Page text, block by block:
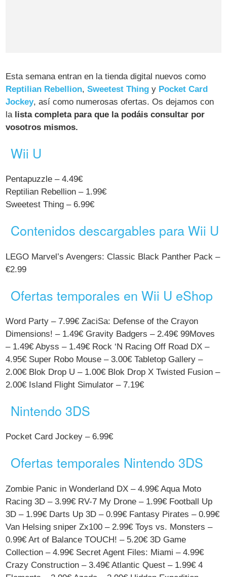
Esta semana entran en la tienda digital nuevos como
Reptilian Rebellion,Sweetest Thing y Pocket Card
Jockey, así como numerosas ofertas. Os dejamos con
la lista completa para que la podáis consultar por
vosotros mismos.
Wii U
Pentapuzzle – 4.49€
Reptilian Rebellion – 1.99€
Sweetest Thing – 6.99€
Contenidos descargables para Wii U
LEGO Marvel’s Avengers: Classic Black Panther Pack –
€2.99
Ofertas temporales en Wii U eShop
Word Party – 7.99€ ZaciSa: Defense of the Crayon
Dimensions! – 1.49€ Gravity Badgers – 2.49€ 99Moves
– 1.49€ Abyss – 1.49€ Rock ‘N Racing Off Road DX –
4.95€ Super Robo Mouse – 3.00€ Tabletop Gallery –
2.00€ Blok Drop U – 1.00€ Blok Drop X Twisted Fusion –
2.00€ Island Flight Simulator – 7.19€
Nintendo 3DS
Pocket Card Jockey – 6.99€
Ofertas temporales Nintendo 3DS
Zombie Panic in Wonderland DX – 4.99€ Aqua Moto
Racing 3D – 3.99€ RV-7 My Drone – 1.99€ Football Up
3D – 1.99€ Darts Up 3D – 0.99€ Fantasy Pirates – 0.99€
Van Helsing sniper Zx100 – 2.99€ Toys vs. Monsters –
0.99€ Art of Balance TOUCH! – 5.20€ 3D Game
Collection – 4.99€ Secret Agent Files: Miami – 4.99€
Crazy Construction – 3.49€ Atlantic Quest – 1.99€ 4